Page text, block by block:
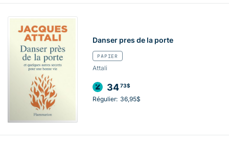
Danser pres de la porte
PAPIER
Attali
3473$
Régulier: 36,95$